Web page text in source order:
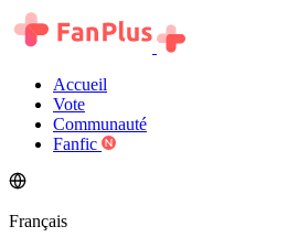
Accueil
Vote
Communauté
Fanfic
Français